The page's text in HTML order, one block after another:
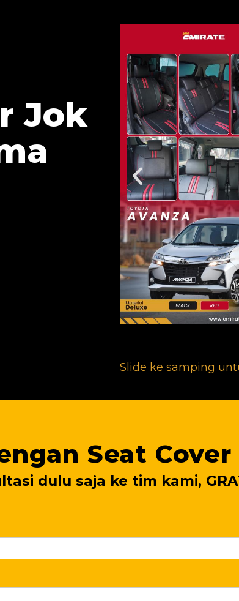
Jok
Slide ke samping
Seat
dulu saja ke tim kami,